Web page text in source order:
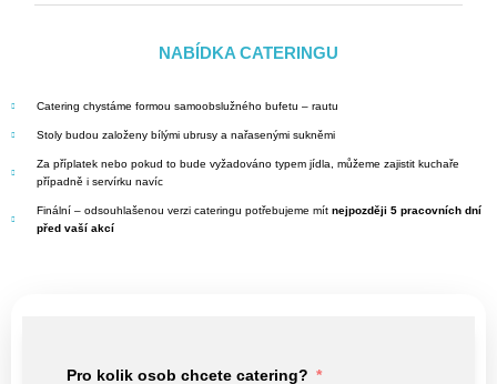
NABÍDKA CATERINGU
Catering chystáme formou samoobslužného bufetu – rautu
Stoly budou založeny bílými ubrusy a nařasenými sukněmi
Za příplatek nebo pokud to bude vyžadováno typem jídla, můžeme zajistit kuchaře
případně i servírku navíc
Finální – odsouhlašenou verzi cateringu potřebujeme mít nejpozději 5 pracovních dní
před vaší akcí
Pro kolik osob chcete catering?